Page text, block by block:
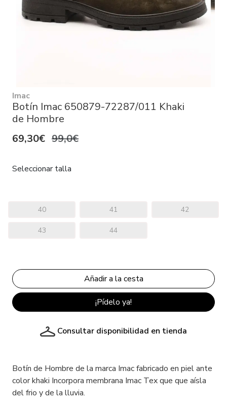
Imac
Botín Imac 650879-72287/011 Khaki
de Hombre
69,30€ 99,0€
Seleccionar talla
40 41 42
43 44
¡Pídelo ya!
Consultar disponibilidad en tienda
Botín de Hombre de la marca Imac fabricado en piel ante
color khaki Incorpora membrana Imac Tex que que aísla
del frio y de la lluvia.